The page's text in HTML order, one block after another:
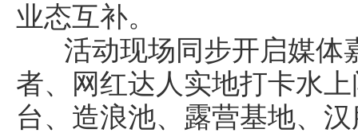
业态互补。
活动现场同步开启媒体
者、网红达人实地打卡水
台、造浪池、露营基地、